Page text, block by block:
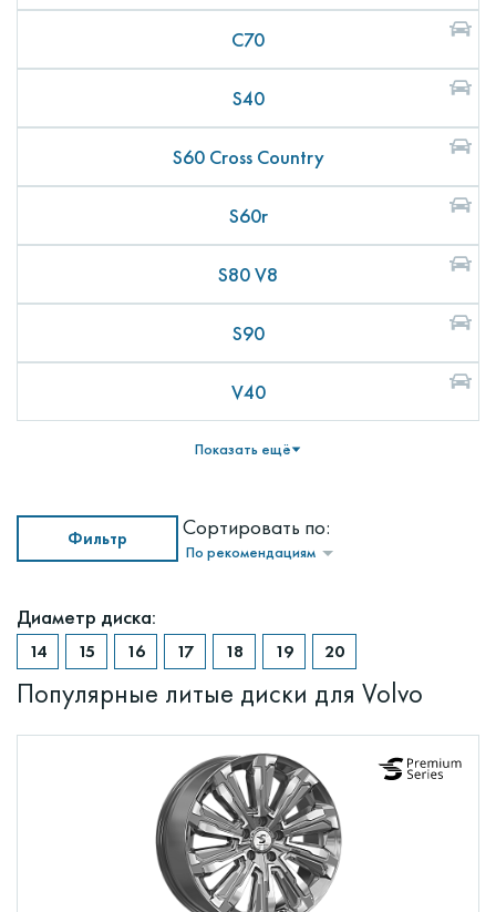
C70
S40
S60 Cross Country
S60r
S80 V8
S90
V40
Показать ещё
Фильтр Сортировать по:
По рекомендациям
Диаметр диска:
Популярные литые диски для Volvo